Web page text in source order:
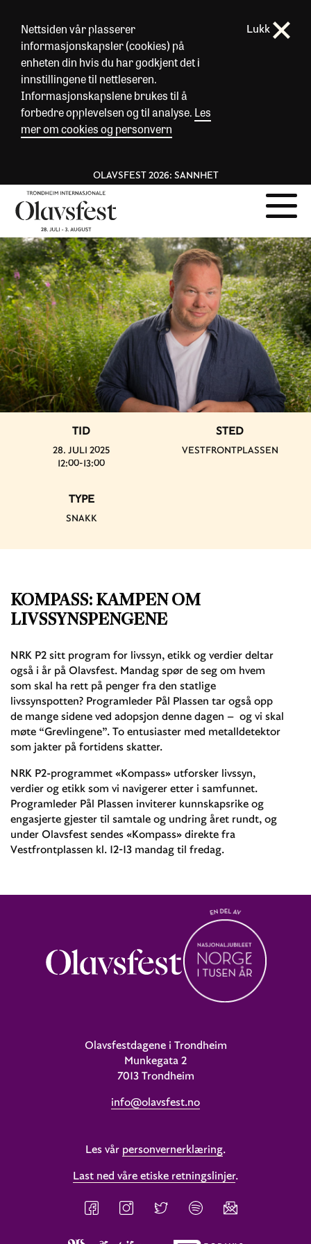
Nettsiden vår plasserer
informasjonskapsler (cookies) på
enheten din hvis du har godkjent det i
innstillingene til nettleseren.
Informasjonskapslene brukes til å
forbedre opplevelsen og til analyse. Les
mer om cookies og personvern
Lukk
OLAVSFEST 2026: SANNHET
KOMPASS: KAMPEN OM
LIVSSYNSPENGENE
NRK P2 sitt program for livssyn, etikk og verdier deltar
også i år på Olavsfest. Mandag spør de seg om hvem
som skal ha rett på penger fra den statlige
livssynspotten? Programleder Pål Plassen tar også opp
de mange sidene ved adopsjon denne dagen – og vi skal
møte “Grevlingene”. To entusiaster med metalldetektor
som jakter på fortidens skatter.
NRK P2-programmet «Kompass» utforsker livssyn,
verdier og etikk som vi navigerer etter i samfunnet.
Programleder Pål Plassen inviterer kunnskapsrike og
engasjerte gjester til samtale og undring året rundt, og
under Olavsfest sendes «Kompass» direkte fra
Vestfrontplassen kl. 12-13 mandag til fredag.
TID
28. JULI 2025
12:00-13:00
STED
VESTFRONTPLASSEN
TYPE
SNAKK
Olavsfestdagene i Trondheim
Munkegata 2
7013 Trondheim
info@olavsfest.no
Les vår personvernerklæring.
Last ned våre etiske retningslinjer.